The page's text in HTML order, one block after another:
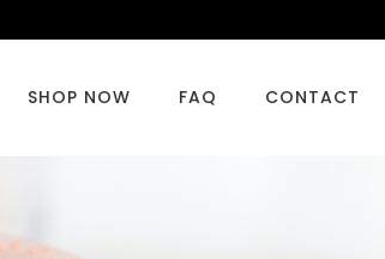
SHOP NOW FAQ CONTACT